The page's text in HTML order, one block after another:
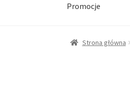
Promocje
Strona główna